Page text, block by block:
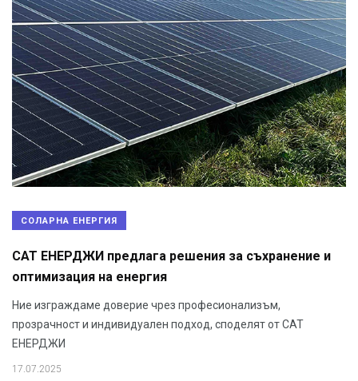
СОЛАРНА ЕНЕРГИЯ
САТ ЕНЕРДЖИ предлага решения за съхранение и
оптимизация на енергия
Ние изграждаме доверие чрез професионализъм,
прозрачност и индивидуален подход, споделят от САТ
ЕНЕРДЖИ
17.07.2025